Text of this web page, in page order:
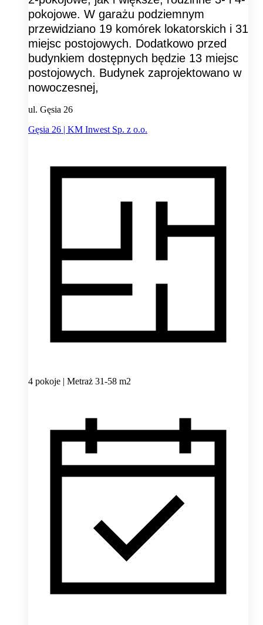
pokojowe. W garażu podziemnym
przewidziano 19 komórek lokatorskich i 31
miejsc postojowych. Dodatkowo przed
budynkiem dostępnych będzie 13 miejsc
postojowych. Budynek zaprojektowano w
nowoczesnej,
ul. Gęsia 26
Gęsia 26 | KM Inwest Sp. z o.o.
4 pokoje | Metraż 31-58 m2